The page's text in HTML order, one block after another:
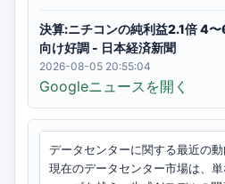
決算:ニチコンの純利益2.1倍 4
向け好調 - 日本経済新聞
2026-08-05 20:55:04
Googleニュースを開く